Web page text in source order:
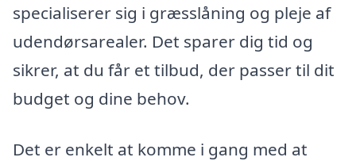
specialiserer sig i græsslåning og pleje af
udendørsarealer. Det sparer dig tid og
sikrer, at du får et tilbud, der passer til dit
budget og dine behov.
Det er enkelt at komme i gang med at